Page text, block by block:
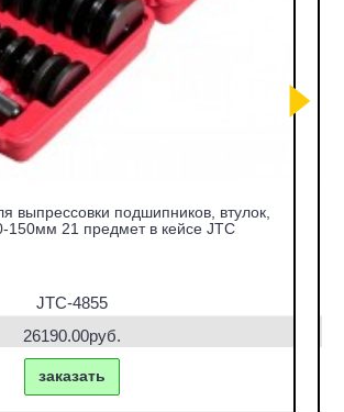
сайлентблоков под гидравлический
привод в кейсе JTC
JTC-4831
42770.00руб.
заказать